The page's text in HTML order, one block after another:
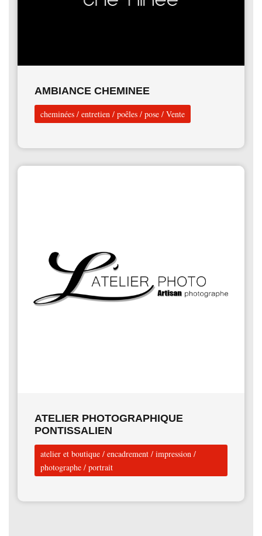
AMBIANCE CHEMINEE
cheminées / entretien / poêles / pose / Vente
ATELIER PHOTOGRAPHIQUE
PONTISSALIEN
atelier et boutique / encadrement / impression /
photographe / portrait